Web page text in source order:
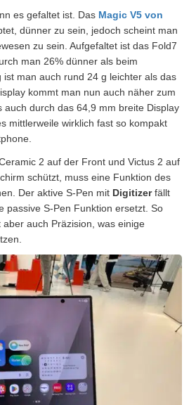
es gefaltet ist. Das Magic V5 von
dünner zu sein, jedoch scheint man
zu sein. Aufgefaltet ist das Fold7
man 26% dünner als beim
ist man auch rund 24 g leichter als das
kommt man nun auch näher zum
auch durch das 64,9 mm breite Display
mittlerweile wirklich fast so kompakt
2 auf der Front und Victus 2 auf
schützt, muss eine Funktion des
Der aktive S-Pen mit Digitizerfällt
passive S-Pen Funktion ersetzt. So
auch Präzision, was einige